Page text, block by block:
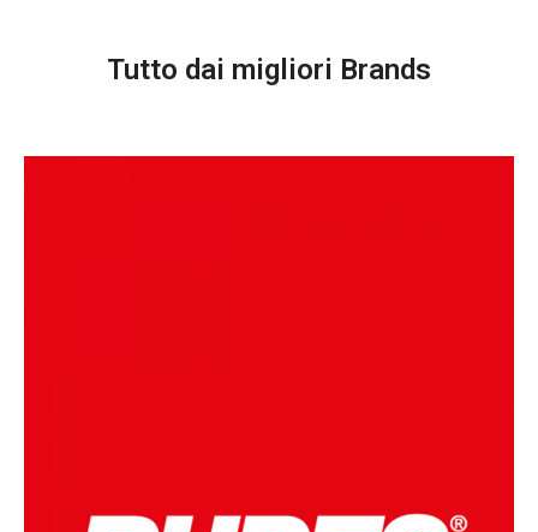
Tutto dai migliori Brands